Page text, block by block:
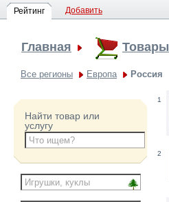
Рейтинг Добавить
Главная Товары
Все регионы Европа Россия
Найти товар или
услугу
1
2